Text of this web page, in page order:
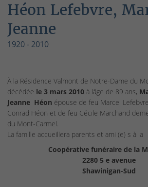
Héon Lefebvre,
Jeanne
1920 - 2010
À la Résidence Valmont de Notre-Dame du
décédée le 3 mars 2010 à lâge de 89 ans,
Jeanne Héon épouse de feu Marcel
Conrad Héon et de feu Cécile Marchand
du Mont-Carmel.
La famille accueillera parents et ami (e) s à la
Coopérative funéraire de la
2280 5 e avenue
Shawinigan-Sud